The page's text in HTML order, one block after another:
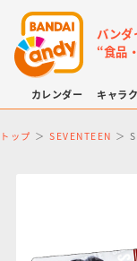
バンダ
“食品
カレンダー キャラ
トップ SEVENTEEN